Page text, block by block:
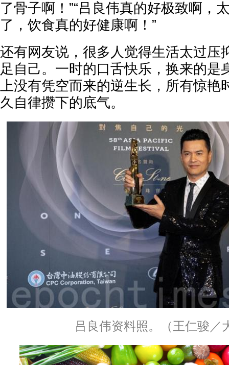
了骨子啊！”“吕良伟真的好极致啊，
了，饮食真的好健康啊！”
还有网友说，很多人觉得生活太过压
足自己。一时的口舌快乐，换来的是
上没有凭空而来的逆生长，所有惊艳
久自律攒下的底气。
吕良伟资料照。（王仁骏／